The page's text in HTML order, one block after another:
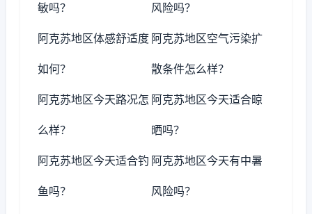
敏吗？ 风险吗？
阿克苏地区体感舒适度
如何？
阿克苏地区空气污染扩
散条件怎么样？
阿克苏地区今天路况怎
么样？
阿克苏地区今天适合晾
晒吗？
阿克苏地区今天适合钓
鱼吗？
阿克苏地区今天有中暑
风险吗？